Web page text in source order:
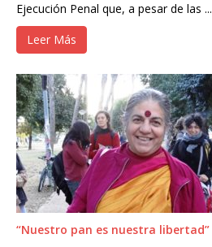
Ejecución Penal que, a pesar de las ...
Leer Más
“Nuestro pan es nuestra libertad”